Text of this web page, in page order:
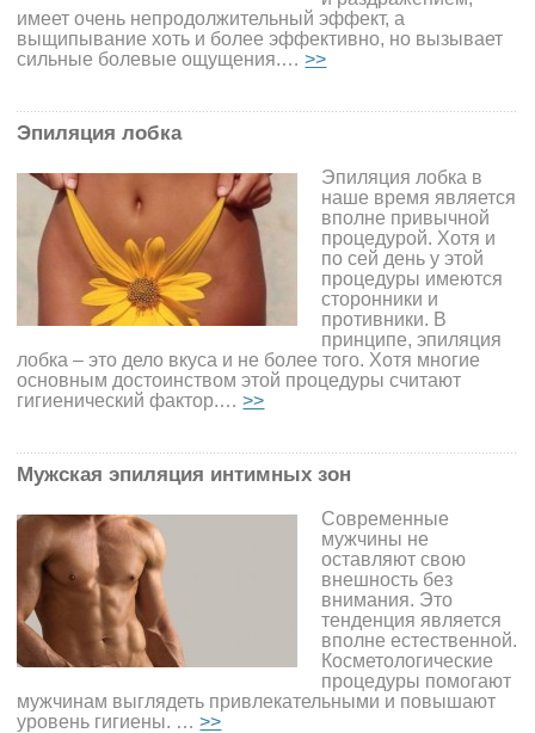
имеет очень непродолжительный эффект, а
выщипывание хоть и более эффективно, но вызывает
сильные болевые ощущения.…>>
Эпиляция лобка
Эпиляция лобка в
наше время является
вполне привычной
процедурой. Хотя и
по сей день у этой
процедуры имеются
сторонники и
противники. В
принципе, эпиляция
лобка – это дело вкуса и не более того. Хотя многие
основным достоинством этой процедуры считают
гигиенический фактор.…>>
Мужская эпиляция интимных зон
Современные
мужчины не
оставляют свою
внешность без
внимания. Это
тенденция является
вполне естественной.
Косметологические
процедуры помогают
мужчинам выглядеть привлекательными и повышают
уровень гигиены. …>>